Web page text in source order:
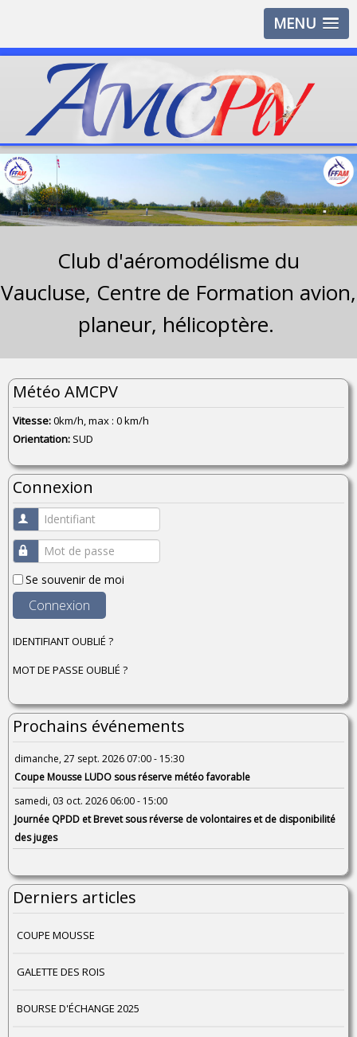
MENU
Club d'aéromodélisme du
Vaucluse, Centre de Formation avion,
planeur, hélicoptère.
Météo AMCPV
Vitesse:0km/h, max : 0 km/h
Orientation: SUD
Connexion
Identifiant
Mot de passe
Se souvenir de moi
Connexion
IDENTIFIANT OUBLIÉ ?
MOT DE PASSE OUBLIÉ ?
Prochains événements
dimanche, 27 sept. 2026 07:00 - 15:30
Coupe Mousse LUDO sous réserve météo favorable
samedi, 03 oct. 2026 06:00 - 15:00
Journée QPDD et Brevet sous réverse de volontaires et de disponibilité
des juges
Derniers articles
COUPE MOUSSE
GALETTE DES ROIS
BOURSE D'ÉCHANGE 2025